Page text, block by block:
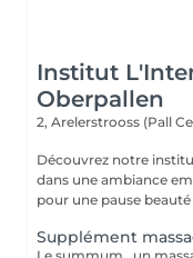
Institut
Oberpallen
2, Arelerstrooss (Pall
Découvrez notre
dans une ambiance
pour une pause beauté
Supplément